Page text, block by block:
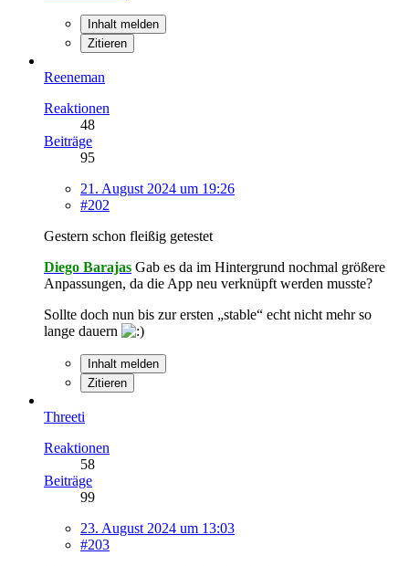
Inhalt melden
Zitieren
Reeneman
Reaktionen
48
Beiträge
95
21. August 2024 um 19:26
#202
Gestern schon fleißig getestet
Diego Barajas Gab es da im Hintergrund nochmal größere
Anpassungen, da die App neu verknüpft werden musste?
Sollte doch nun bis zur ersten „stable“ echt nicht mehr so
lange dauern
Inhalt melden
Zitieren
Threeti
Reaktionen
58
Beiträge
99
23. August 2024 um 13:03
#203